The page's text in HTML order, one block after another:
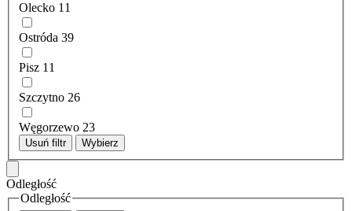
Olecko 11
Ostróda 39
Pisz 11
Szczytno 26
Węgorzewo 23
Usuń filtr Wybierz
Odległość
Odległość